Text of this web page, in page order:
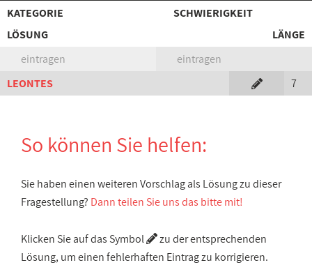
KATEGORIE
SCHWIERIGKEIT
LÖSUNG
LÄNGE
eintragen
eintragen
LEONTES
7
So können Sie helfen:
Sie haben einen weiteren Vorschlag als Lösung zu dieser
Fragestellung? Dann teilen Sie uns das bitte mit!
Klicken Sie auf das Symbol
zu der entsprechenden
Lösung, um einen fehlerhaften Eintrag zu korrigieren.